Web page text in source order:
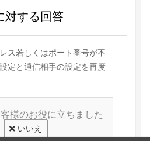
対する回答
ス若しくはポート番号が不
定と通信相手の設定を再度
様のお役に立ちました
いいえ